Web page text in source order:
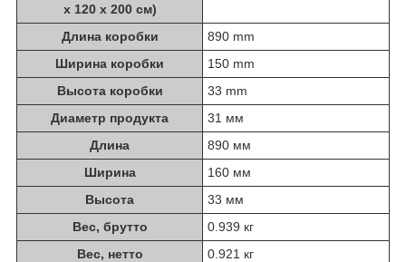
х 120 х 200 см)
Длина коробки
890 mm
Ширина коробки
150 mm
Высота коробки
33 mm
Диаметр продукта
31 мм
Длина
890 мм
Ширина
160 мм
Высота
33 мм
Вес, брутто
0.939 кг
Вес, нетто
0.921 кг